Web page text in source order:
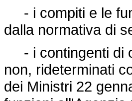
- i compiti e le
dalla normativa di
- i contingenti di
non, rideterminati
dei Ministri 22